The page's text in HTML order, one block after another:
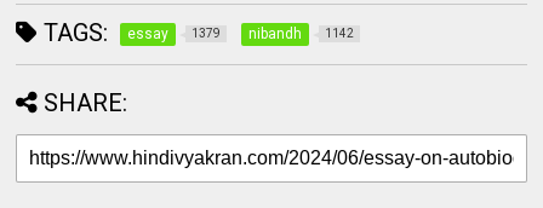
TAGS: essay 1379 nibandh 1142
SHARE: